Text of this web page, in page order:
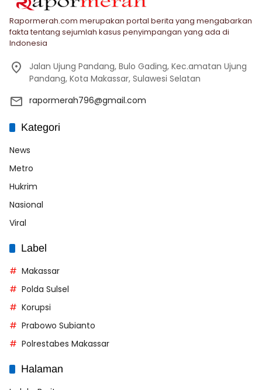
Rapormerah.com merupakan portal berita yang mengabarkan
fakta tentang sejumlah kasus penyimpangan yang ada di
Indonesia
Jalan Ujung Pandang, Bulo Gading, Kec.amatan Ujung
Pandang, Kota Makassar, Sulawesi Selatan
rapormerah796@gmail.com
Kategori
News
Metro
Hukrim
Nasional
Viral
Label
Makassar
Polda Sulsel
Korupsi
Prabowo Subianto
Polrestabes Makassar
Halaman